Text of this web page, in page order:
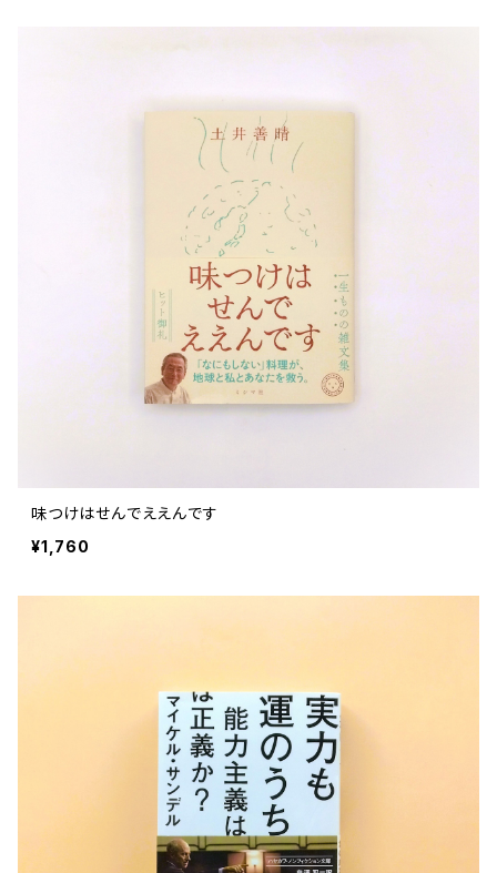
味つけはせんでええんです
¥1,760